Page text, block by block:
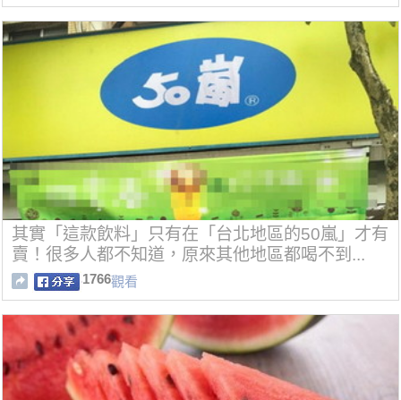
其實「這款飲料」只有在「台北地區的50嵐」才有
賣！很多人都不知道，原來其他地區都喝不到...
1766觀看